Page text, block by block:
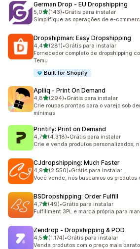
German Drop ‑ EU Dropshipping
5,0de 5 estrelas
(143)
143 avaliações ao todo
•Grátis para instalar
Simplifique as operações de e-
Dropshipman: Easy Dropshipping
4,4de 5 estrelas
(281)
281 avaliações ao todo
•Grátis para instalar
Fornecedor completo de dropshipping
Temu
Built for Shopify
Apliiq ‑ Print On Demand
4,8de 5 estrelas
(294)
294 avaliações ao todo
•Grátis para instalar
Crie roupas prontas para o varejo sob
mínimas
Printify: Print on Demand
4,7de 5 estrelas
(4.318)
4318 avaliações ao todo
•Grátis para instalar
Crie e venda produtos personalizados,
CJdropshipping: Much Faster
4,9de 5 estrelas
(2.550)
2550 avaliações ao todo
•Grátis para instalar
Você vende, nós buscamos os produtos
BSDropshipping: Order Fulfill
4,7de 5 estrelas
(49)
49 avaliações ao todo
•Grátis para instalar
Fulfillment 3PL e marca própria para
Zendrop ‑ Dropshipping & POD
4,5de 5 estrelas
(1.174)
1174 avaliações ao todo
•Grátis para instalar
Venda produtos com o preço mais